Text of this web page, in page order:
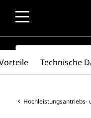
SEARCH
Hochleistungsantriebs-
Technische